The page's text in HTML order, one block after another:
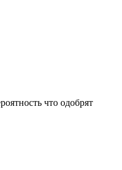
что одобрят